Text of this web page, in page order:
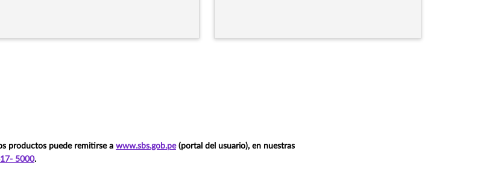
productos puede remitirse a www.sbs.gob.pe(portal del usuario), en nuestras
5000.